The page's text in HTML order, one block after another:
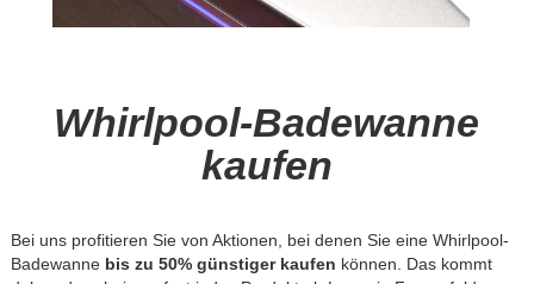
Whirlpool-Badewanne
kaufen
Bei uns profitieren Sie von Aktionen, bei denen Sie eine Whirlpool-
Badewanne bis zu 50% günstiger kaufen können. Das kommt